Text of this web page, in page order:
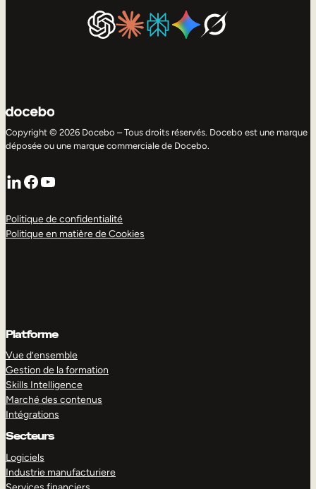
Copyright © 2026 Docebo – Tous droits réservés. Docebo est une marque
déposée ou une marque commerciale de Docebo.
LinkedIn
Facebook
YouTube
Politique de confidentialité
Politique en matière de Cookies
Platforme
Vue d’ensemble
Gestion de la formation
Skills Intelligence
Marché des contenus
Intégrations
Secteurs
Logiciels
Industrie manufacturiere